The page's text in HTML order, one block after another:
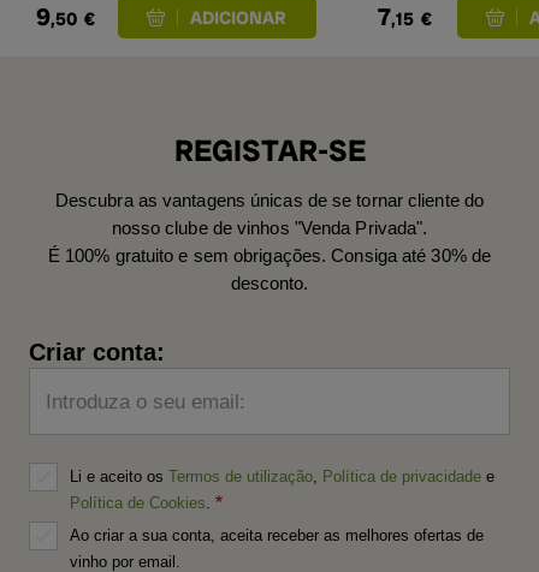
9,50 € 7,15 €
REGISTAR-SE
Descubra as vantagens únicas de se tornar cliente do
nosso clube de vinhos "Venda Privada".
É 100% gratuito e sem obrigações. Consiga até 30% de
desconto.
Criar conta:
Introduza o seu email:
Li e aceito os Termos de utilização Política de privacidade e
Política de Cookies
Ao criar a sua conta, aceita receber as melhores ofertas de
vinho por email.